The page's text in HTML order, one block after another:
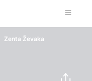
Zenta Ževaka